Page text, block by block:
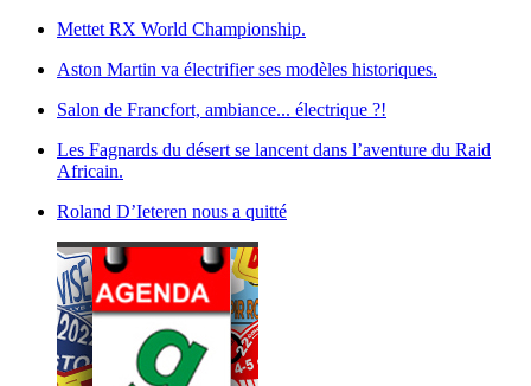
Mettet RX World Championship.
Aston Martin va électrifier ses modèles historiques.
Salon de Francfort, ambiance... électrique ?!
Les Fagnards du désert se lancent dans l’aventure du Raid
Africain.
Roland D’Ieteren nous a quitté